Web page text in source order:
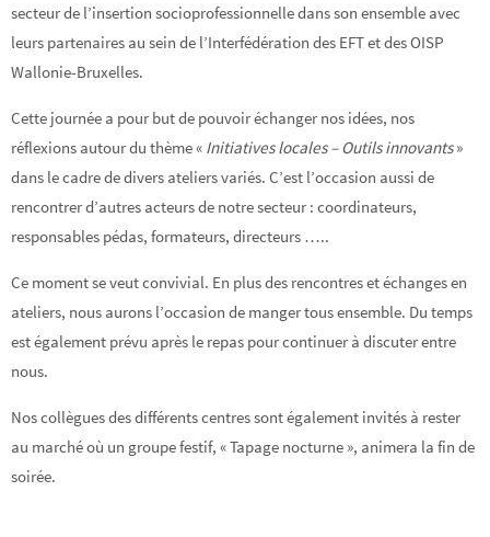
secteur de l’insertion socioprofessionnelle dans son ensemble avec
leurs partenaires au sein de l’Interfédération des EFT et des OISP
Wallonie-Bruxelles.
Cette journée a pour but de pouvoir échanger nos idées, nos
réflexions autour du thème « Initiatives locales – Outils innovants»
dans le cadre de divers ateliers variés. C’est l’occasion aussi de
rencontrer d’autres acteurs de notre secteur : coordinateurs,
responsables pédas, formateurs, directeurs …..
Ce moment se veut convivial. En plus des rencontres et échanges en
ateliers, nous aurons l’occasion de manger tous ensemble. Du temps
est également prévu après le repas pour continuer à discuter entre
nous.
Nos collègues des différents centres sont également invités à rester
au marché où un groupe festif, « Tapage nocturne », animera la fin de
soirée.